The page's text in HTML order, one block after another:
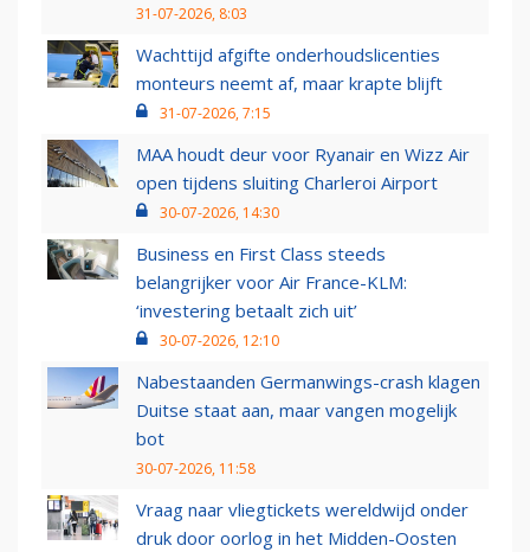
31-07-2026, 8:03
Wachttijd afgifte onderhoudslicenties
monteurs neemt af, maar krapte blijft
31-07-2026, 7:15
MAA houdt deur voor Ryanair en Wizz Air
open tijdens sluiting Charleroi Airport
30-07-2026, 14:30
Business en First Class steeds
belangrijker voor Air France-KLM:
‘investering betaalt zich uit’
30-07-2026, 12:10
Nabestaanden Germanwings-crash klagen
Duitse staat aan, maar vangen mogelijk
bot
30-07-2026, 11:58
Vraag naar vliegtickets wereldwijd onder
druk door oorlog in het Midden-Oosten